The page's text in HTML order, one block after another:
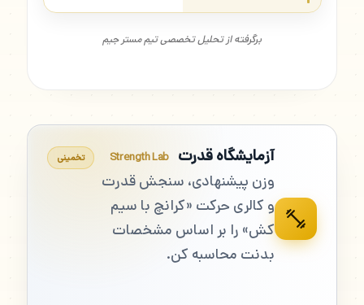
برگرفته از تحلیل تخصصی تیم مستر جیم
آزمایشگاه قدرت Strength Lab
وزن پیشنهادی، سنجش قدرت
و کالری حرکت «کرانچ با سیم
کش» را بر اساس مشخصات
بدنت محاسبه کن.
تخمینی